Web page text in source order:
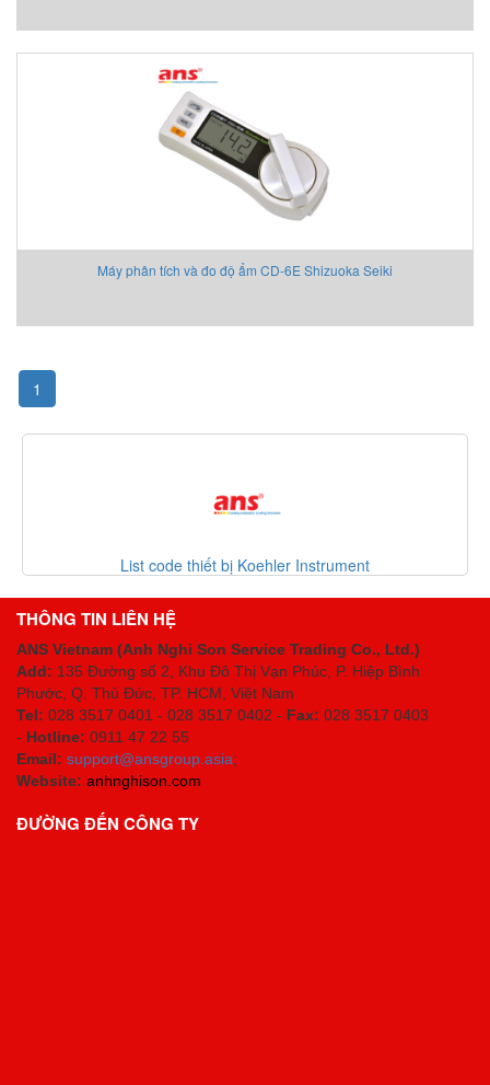
Máy phân tích và đo độ ẩm CD-6E Shizuoka Seiki
1
thiết bị Koehler Instrument
THÔNG TIN LIÊN HỆ
ANS Vietnam (Anh Nghi Son Service Trading Co., Ltd.)
Add: 135 Đường số 2, Khu Đô Thị Vạn Phúc, P. Hiệp Bình
Phước, Q. Thủ Đức, TP. HCM , Việt Nam
Tel: 028 3517 0401 - 028 3517 0402 - Fax: 028 3517 0403
- Hotline: 0911 47 22 55
Email: support@ansgroup.asia;
Website: anhnghison.com
ĐƯỜNG ĐẾN CÔNG TY